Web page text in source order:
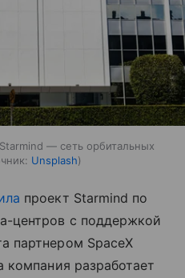
— сеть орбитальных
Unsplash
проект Starmind по
центров с поддержкой
партнером SpaceX
компания разработает